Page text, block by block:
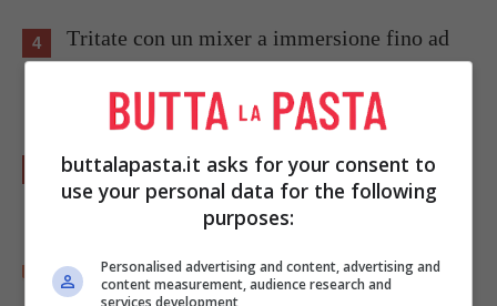
Tritate con un mixer a immersione fino ad
Servite a piacere.
Parole diChiara Ricchiuti
Classe 1996, sono Chiara, da sempre affascinata dal
buttalapasta.it asks for your consent to
use your personal data for the following
purposes:
Personalised advertising and content, advertising and
content measurement, audience research and
services development